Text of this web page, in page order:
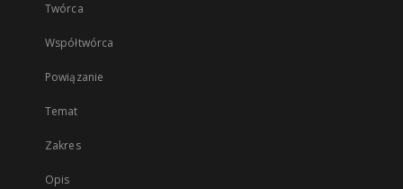
Twórca
Współtwórca
Powiązanie
Temat
Zakres
Opis